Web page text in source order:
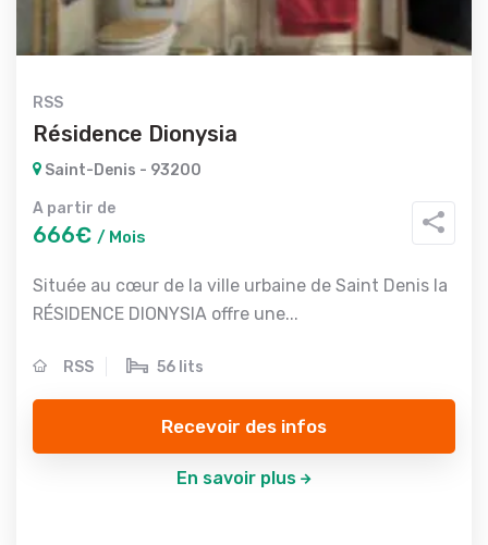
RSS
Résidence Dionysia
Saint-Denis - 93200
A partir de
666€ / Mois
Située au cœur de la ville urbaine de Saint Denis la
RÉSIDENCE DIONYSIA offre une...
RSS 56 lits
Recevoir des infos
En savoir plus